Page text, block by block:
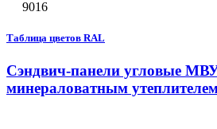
9016
Таблица цветов RAL
Сэндвич-панели угловые
минераловатным